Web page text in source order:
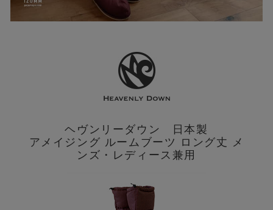
ヘヴンリーダウン 日本製
アメイジング ルームブーツ ロング丈 メ
ンズ・レディース兼用